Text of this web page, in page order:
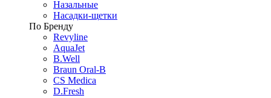
Назальные
Насадки-щетки
По Бренду
Revyline
AquaJet
B.Well
Braun Oral-B
CS Medica
D.Fresh